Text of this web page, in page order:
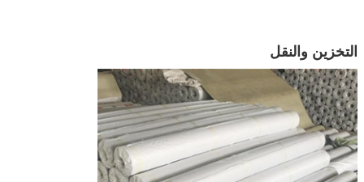
التخزين والنقل